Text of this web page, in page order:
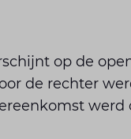
op de
de rechter
werd